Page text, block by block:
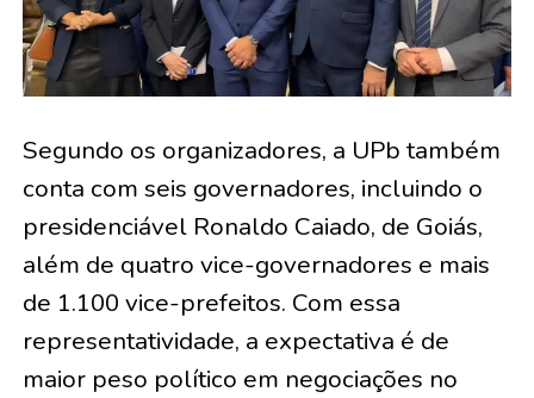
Segundo os organizadores, a UPb também
conta com seis governadores, incluindo o
presidenciável Ronaldo Caiado, de Goiás,
além de quatro vice-governadores e mais
de 1.100 vice-prefeitos. Com essa
representatividade, a expectativa é de
maior peso político em negociações no